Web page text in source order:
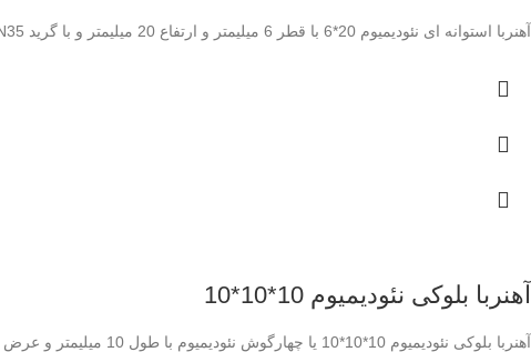
آهنربا استوانه ای نئودیمیوم 20*6 با قطر 6 میلیمتر و ارتفاع 20 میلیمتر و با گرید N35 و بسیار قوی با آبکاری نیکلف مورد استفاده در صنایع مختلف
آهنربا بلوکی نئودیمیوم 10*10*10
آهنربا بلوکی نئودیمیوم 10*10*10 یا چهارگوش نئودیمیوم با طول 10 میلیمتر و عرض 10 میلیمتر و ارتفاع 10 میلیمتر و با گرید N42 و بسیار قوی با آبکاری نیکل